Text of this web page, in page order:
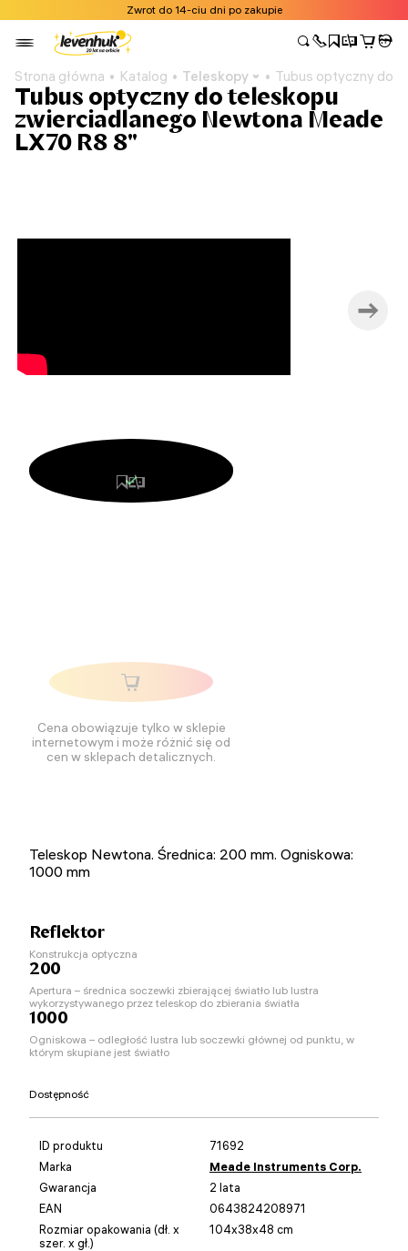
Zwrot do 14-ciu dni po zakupie
Strona główna Katalog Teleskopy Tubus optyczny do
Tubus optyczny do teleskopu
zwierciadlanego Newtona Meade
LX70 R8 8"
Cena obowiązuje tylko w sklepie
internetowym i może różnić się od
cen w sklepach detalicznych.
Teleskop Newtona. Średnica: 200 mm. Ogniskowa:
1000 mm
Reflektor
Konstrukcja optyczna
200
Apertura – średnica soczewki zbierającej światło lub lustra
wykorzystywanego przez teleskop do zbierania światła
1000
Ogniskowa – odległość lustra lub soczewki głównej od punktu, w
którym skupiane jest światło
Dostępność
ID produktu
71692
Marka
Meade Instruments Corp.
Gwarancja
2 lata
EAN
0643824208971
Rozmiar opakowania (dł. x
szer. x gł.)
104x38x48 cm